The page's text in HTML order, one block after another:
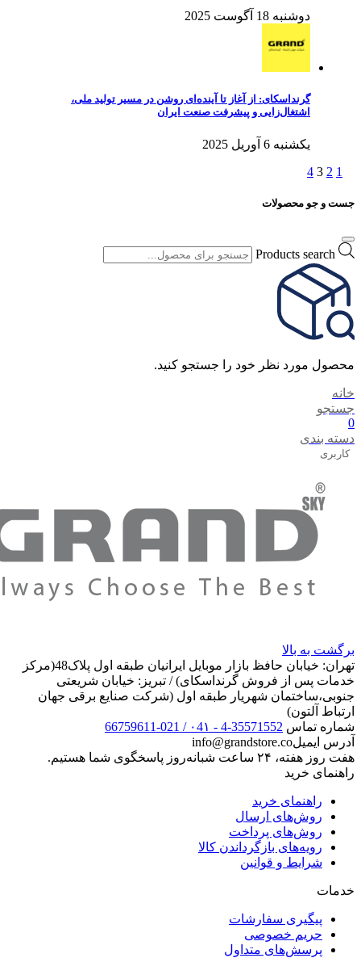
دوشنبه 18 آگوست 2025
گرنداسکای: از آغاز تا آینده‌ای روشن در مسیر تولید ملی،
اشتغال‌زایی و پیشرفت صنعت ایران
یکشنبه 6 آوریل 2025
1
2
3
4
جست و جو محصولات
Products search
محصول مورد نظر خود را جستجو کنید.
خانه
جستجو
0
دسته بندی
کاربری
برگشت به بالا
تهران: خیابان حافظ بازار موبایل ایرانیان طبقه اول پلاک48(مرکز
خدمات پس از فروش گرنداسکای) / تبریز: خیابان شریعتی
جنوبی،ساختمان شهریار طبقه اول (شرکت صنایع برقی جهان
ارتباط آلتون)
شماره تماس 35571552-4 - ۰4۱ / 021-66759611
آدرس ایمیلinfo@grandstore.co
هفت روز هفته، ۲۴ ساعت شبانه‌روز پاسخگوی شما هستیم.
راهنمای خرید
راهنمای خرید
روش‌های ارسال
روش‌های پرداخت
رویه‌های بازگرداندن کالا
شرایط و قوانین
خدمات
پیگیری سفارشات
حریم خصوصی
پرسش‌های متداول